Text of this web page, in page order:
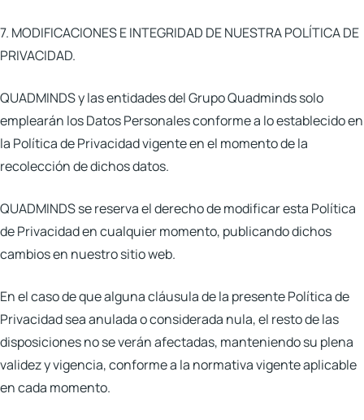
7. MODIFICACIONES E INTEGRIDAD DE NUESTRA POLÍTICA DE
PRIVACIDAD.
QUADMINDS y las entidades del Grupo Quadminds solo
emplearán los Datos Personales conforme a lo establecido en
la Política de Privacidad vigente en el momento de la
recolección de dichos datos.
QUADMINDS se reserva el derecho de modificar esta Política
de Privacidad en cualquier momento, publicando dichos
cambios en nuestro sitio web.
En el caso de que alguna cláusula de la presente Política de
Privacidad sea anulada o considerada nula, el resto de las
disposiciones no se verán afectadas, manteniendo su plena
validez y vigencia, conforme a la normativa vigente aplicable
en cada momento.